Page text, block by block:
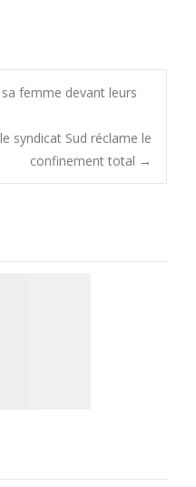
femme devant leurs
syndicat Sud réclame le
confinement total →